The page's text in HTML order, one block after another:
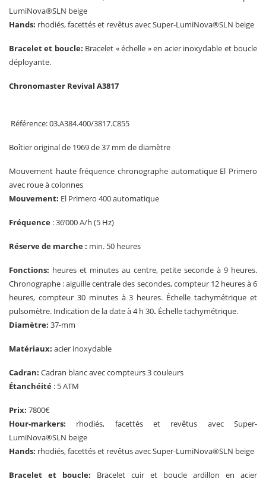
LumiNova®SLN beige
Hands: rhodiés, facettés et revêtus avec Super-LumiNova®SLN beige
Bracelet et boucle: Bracelet « échelle » en acier inoxydable et boucle
déployante.
Chronomaster Revival A3817
Référence: 03.A384.400/3817.C855
Boîtier original de 1969 de 37 mm de diamètre
Mouvement haute fréquence chronographe automatique El Primero
avec roue à colonnes
Mouvement: El Primero 400 automatique
Fréquence : 36’000 A/h (5 Hz)
Réserve de marche : min. 50 heures
Fonctions: heures et minutes au centre, petite seconde à 9 heures.
Chronographe : aiguille centrale des secondes, compteur 12 heures à 6
heures, compteur 30 minutes à 3 heures. Échelle tachymétrique et
pulsomètre. Indication de la date à 4 h 30. Échelle tachymétrique.
Diamètre: 37-mm
Matériaux: acier inoxydable
Cadran: Cadran blanc avec compteurs 3 couleurs
Étanchéité : 5 ATM
Prix: 7800€
Hour-markers: rhodiés, facettés et revêtus avec Super-
LumiNova®SLN beige
Hands: rhodiés, facettés et revêtus avec Super-LumiNova®SLN beige
Bracelet et boucle: Bracelet cuir et boucle ardillon en acier